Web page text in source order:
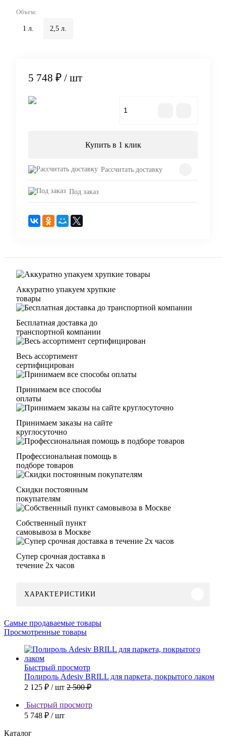
Объем:
1 л. 2,5 л.
5 748 ₽ / шт
Купить в 1 клик
Рассчитать доставку
Под заказ
Аккуратно упакуем хрупкие
товары
Бесплатная доставка до
транспортной компании
Весь ассортимент
сертифицирован
Принимаем все способы
оплаты
Принимаем заказы на сайте
круглосуточно
Профессиональная помощь в
подборе товаров
Скидки постоянным
покупателям
Собственный пункт
самовывоза в Москве
Супер срочная доставка в
течение 2х часов
ХАРАКТЕРИСТИКИ
Самые продаваемые товары
Просмотренные товары
Быстрый просмотр
Полироль Adesiv BRILL для паркета, покрытого лаком
2 125 ₽ / шт 2 500 ₽
Быстрый просмотр
5 748 ₽ / шт
Каталог